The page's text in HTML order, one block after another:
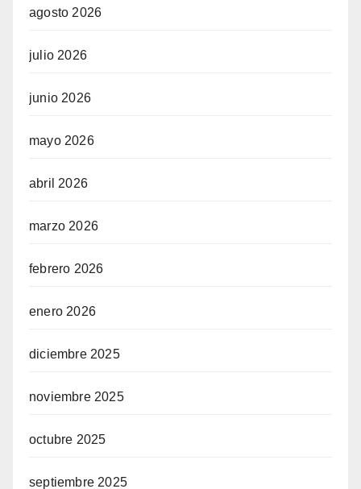
agosto 2026
julio 2026
junio 2026
mayo 2026
abril 2026
marzo 2026
febrero 2026
enero 2026
diciembre 2025
noviembre 2025
octubre 2025
septiembre 2025